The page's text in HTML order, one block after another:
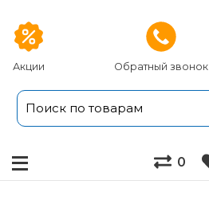
Акции Обратный звонок
0